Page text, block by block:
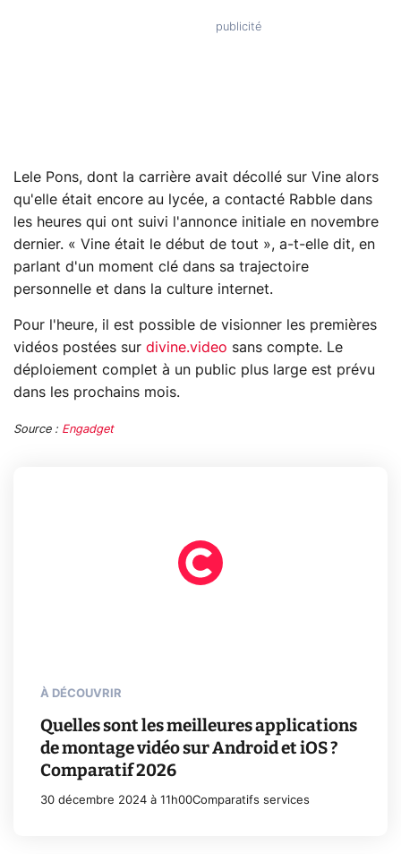
Lele Pons, dont la carrière avait décollé sur Vine alors
qu'elle était encore au lycée, a contacté Rabble dans
les heures qui ont suivi l'annonce initiale en novembre
dernier. « Vine était le début de tout », a-t-elle dit, en
parlant d'un moment clé dans sa trajectoire
personnelle et dans la culture internet.
Pour l'heure, il est possible de visionner les premières
vidéos postées sur divine.video sans compte. Le
déploiement complet à un public plus large est prévu
dans les prochains mois.
Source : Engadget
À DÉCOUVRIR
Quelles sont les meilleures applications
de montage vidéo sur Android et iOS ?
Comparatif 2026
30 décembre 2024 à 11h00Comparatifs services